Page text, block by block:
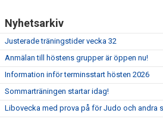
Nyhetsarkiv
Justerade träningstider vecka 32
Anmälan till höstens grupper är öppen nu!
Information inför terminsstart hösten 2026
Sommarträningen startar idag!
Libovecka med prova på för Judo och andra